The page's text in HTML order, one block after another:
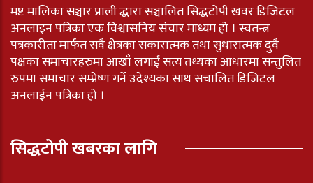
मष्ट मालिका सञ्चार प्राली द्धारा सञ्चालित सिद्धटोपी खवर डिजिटल
अनलाइन पत्रिका एक विश्वासनिय संचार माध्यम हो । स्वतन्त्र
पत्रकारीता मार्फत सवै क्षेत्रका सकारात्मक तथा सुधारात्मक दुवै
पक्षका समाचारहरुमा आखाँ लगाई सत्य तथ्यका आधारमा सन्तुलित
रुपमा समाचार सम्प्रेष्ण गर्ने उदेश्यका साथ संचालित डिजिटल
अनलाईन पत्रिका हो ।
सिद्धटोपी खबरका लागि